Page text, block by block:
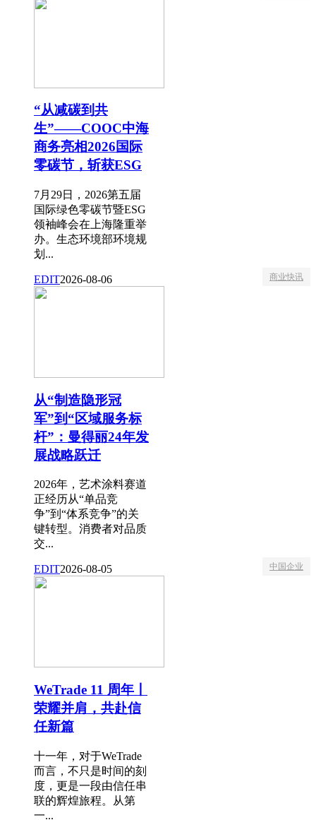
“从减碳到共
生”——COOC中海
商务亮相2026国际
零碳节，斩获ESG
7月29日，2026第五届
国际绿色零碳节暨ESG
领袖峰会在上海隆重举
办。生态环境部环境规
划...
EDIT2026-08-06 商业快讯
从“制造隐形冠
军”到“区域服务标
杆”：曼得丽24年发
展战略跃迁
2026年，艺术涂料赛道
正经历从“单品竞
争”到“体系竞争”的关
键转型。消费者对品质
交...
EDIT2026-08-05 中国企业
WeTrade 11 周年丨
荣耀并肩，共赴信
任新篇
十一年，对于WeTrade
而言，不只是时间的刻
度，更是一段由信任串
联的辉煌旅程。从第
一...